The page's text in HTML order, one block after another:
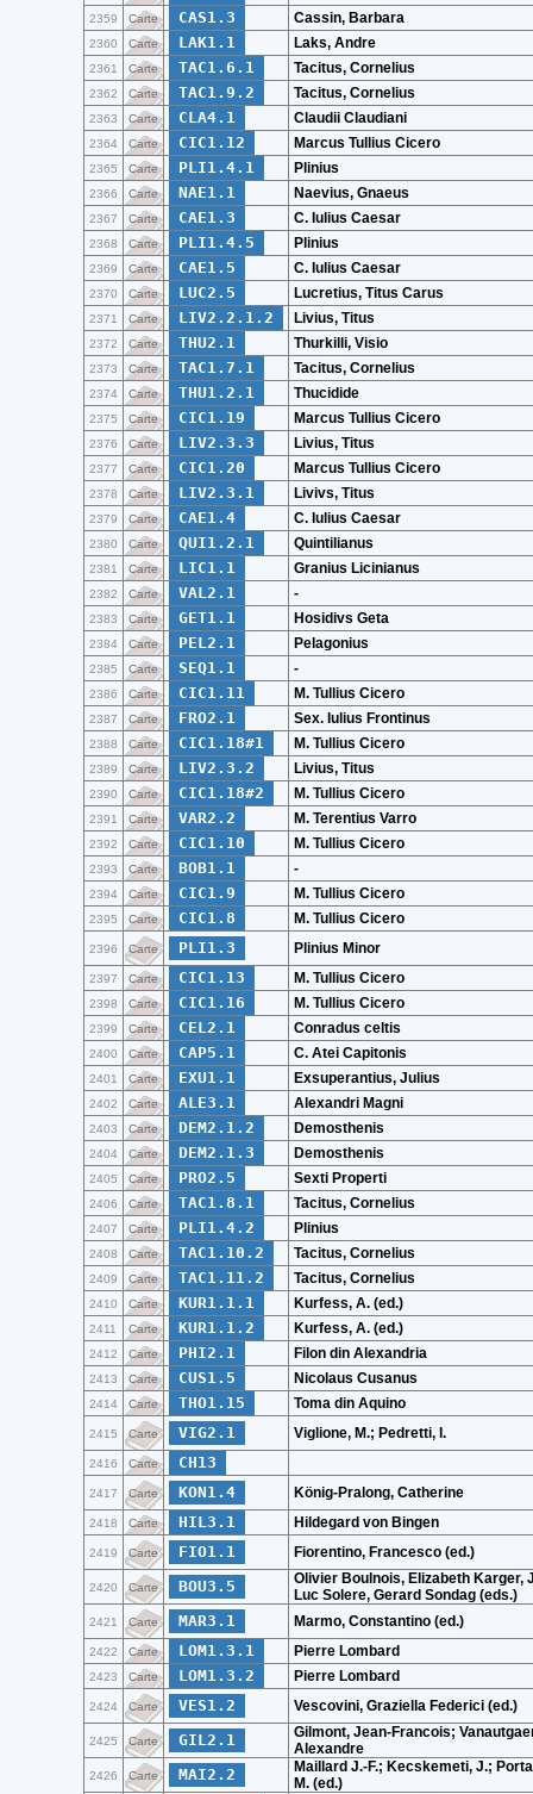
2359 Carte CAS1.3 Cassin, Barbara
2360 Carte LAK1.1 Laks, Andre
2361 Carte TAC1.6.1 Tacitus, Cornelius
2362 Carte TAC1.9.2 Tacitus, Cornelius
2363 Carte CLA4.1 Claudii Claudiani
2364 Carte CIC1.12 Marcus Tullius Cicero
2365 Carte PLI1.4.1 Plinius
2366 Carte NAE1.1 Naevius, Gnaeus
2367 Carte CAE1.3 C. Iulius Caesar
2368 Carte PLI1.4.5 Plinius
2369 Carte CAE1.5 C. Iulius Caesar
2370 Carte LUC2.5 Lucretius, Titus Carus
2371 Carte LIV2.2.1.2 Livius, Titus
2372 Carte THU2.1 Thurkilli, Visio
2373 Carte TAC1.7.1 Tacitus, Cornelius
2374 Carte THU1.2.1 Thucidide
2375 Carte CIC1.19 Marcus Tullius Cicero
2376 Carte LIV2.3.3 Livius, Titus
2377 Carte CIC1.20 Marcus Tullius Cicero
2378 Carte LIV2.3.1 Livivs, Titus
2379 Carte CAE1.4 C. Iulius Caesar
2380 Carte QUI1.2.1 Quintilianus
2381 Carte LIC1.1 Granius Licinianus
2382 Carte VAL2.1 -
2383 Carte GET1.1 Hosidivs Geta
2384 Carte PEL2.1 Pelagonius
2385 Carte SEQ1.1 -
2386 Carte CIC1.11 M. Tullius Cicero
2387 Carte FRO2.1 Sex. Iulius Frontinus
2388 Carte CIC1.18#1 M. Tullius Cicero
2389 Carte LIV2.3.2 Livius, Titus
2390 Carte CIC1.18#2 M. Tullius Cicero
2391 Carte VAR2.2 M. Terentius Varro
2392 Carte CIC1.10 M. Tullius Cicero
2393 Carte BOB1.1 -
2394 Carte CIC1.9 M. Tullius Cicero
2395 Carte CIC1.8 M. Tullius Cicero
2396 Carte PLI1.3 Plinius Minor
2397 Carte CIC1.13 M. Tullius Cicero
2398 Carte CIC1.16 M. Tullius Cicero
2399 Carte CEL2.1 Conradus celtis
2400 Carte CAP5.1 C. Atei Capitonis
2401 Carte EXU1.1 Exsuperantius, Julius
2402 Carte ALE3.1 Alexandri Magni
2403 Carte DEM2.1.2 Demosthenis
2404 Carte DEM2.1.3 Demosthenis
2405 Carte PRO2.5 Sexti Properti
2406 Carte TAC1.8.1 Tacitus, Cornelius
2407 Carte PLI1.4.2 Plinius
2408 Carte TAC1.10.2 Tacitus, Cornelius
2409 Carte TAC1.11.2 Tacitus, Cornelius
2410 Carte KUR1.1.1 Kurfess, A. (ed.)
2411 Carte KUR1.1.2 Kurfess, A. (ed.)
2412 Carte PHI2.1 Filon din Alexandria
2413 Carte CUS1.5 Nicolaus Cusanus
2414 Carte THO1.15 Toma din Aquino
2415 Carte VIG2.1 Viglione, M.; Pedretti, I.
2416 Carte CH13
2417 Carte KON1.4 König-Pralong, Catherine
2418 Carte HIL3.1 Hildegard von Bingen
2419 Carte FIO1.1 Fiorentino, Francesco (ed.)
2420 Carte BOU3.5
Olivier Boulnois, Elizabeth Karger,
Luc Solere, Gerard Sondag (eds.)
2421 Carte MAR3.1 Marmo, Constantino (ed.)
2422 Carte LOM1.3.1 Pierre Lombard
2423 Carte LOM1.3.2 Pierre Lombard
2424 Carte VES1.2 Vescovini, Graziella Federici (ed.)
2425 Carte GIL2.1
Gilmont, Jean-Francois;
Alexandre
2426 Carte MAI2.2
Maillard J.-F.; Kecskemeti, J.;
M. (ed.)